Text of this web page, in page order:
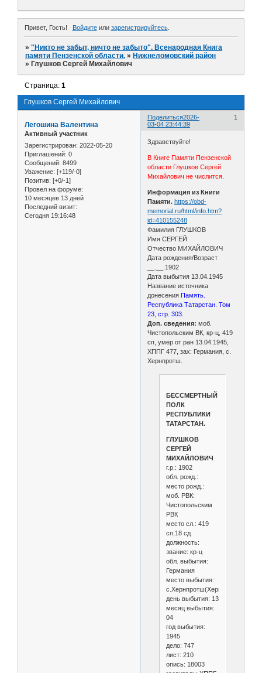
Привет, Гость! Войдитеили зарегистрируйтесь.
»"Никто не забыт, ничто не забыто". Всенародная Книга
памяти Пензенской области. » Нижнеломовский район
» Глушков Сергей Михайлович
Глушков Сергей Михайлович
Страница:1
Поделиться 1
2026-
03-04 23:44:39
Легошина Валентина
Активный участник
Зарегистрирован: 2022-05-20
Приглашений: 0
Сообщений: 8499
Уважение: [+119/-0]
Позитив: [+0/-1]
Провел на форуме:
10 месяцев 13 дней
Последний визит:
Сегодня 19:16:48
Здравствуйте!
В Книге Памяти Пензенской
области Глушков Сергей
Михайлович не числится.
Информация из Книги
Памяти. https://obd-
memorial.ru/html/info.htm?
id=410155248
Фамилия ГЛУШКОВ
Имя СЕРГЕЙ
Отчество МИХАЙЛОВИЧ
Дата рождения/Возраст
__.__.1902
Дата выбытия 13.04.1945
Название источника
донесенияПамять.
Республика Татарстан. Том
23, стр. 303.
Доп. сведения: моб.
Чистопольским ВК, кр-ц, 419
сп, умер от ран 13.04.1945,
ХППГ 477, зах: Германия, с.
Хернпротш.
БЕССМЕРТНЫЙ
ПОЛК
РЕСПУБЛИКИ
ТАТАРСТАН.
ГЛУШКОВ
СЕРГЕЙ
МИХАЙЛОВИЧ
г.р.: 1902
обл. рожд.:
место рожд.:
моб. РВК:
Чистопольским
РВК
место сл.: 419
сп,18 сд
должность:
звание: кр-ц
обл. выбытия:
Германия
место выбытия:
с.Хернпротш(Хернптрош)
день выбытия: 13
месяц выбытия:
04
год выбытия:
1945
дело: 747
лист: 210
опись: 18003